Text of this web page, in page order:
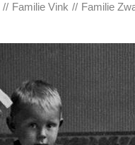
Familie Vink
Familie